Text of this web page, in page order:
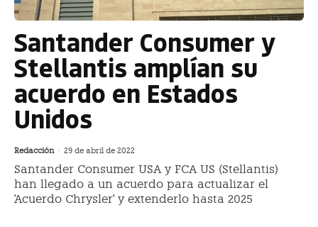
Santander Consumer y
Stellantis amplían su
acuerdo en Estados
Unidos
Redacción - 29 de abril de 2022
Santander Consumer USA y FCA US (Stellantis)
han llegado a un acuerdo para actualizar el
'Acuerdo Chrysler' y extenderlo hasta 2025